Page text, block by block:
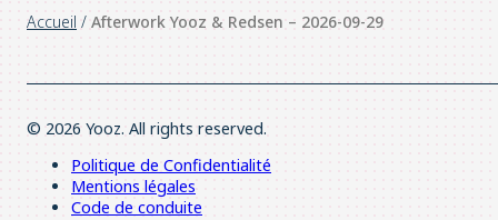
Accueil / Afterwork Yooz & Redsen – 2026-09-29
© 2026 Yooz. All rights reserved.
Politique de Confidentialité
Mentions légales
Code de conduite